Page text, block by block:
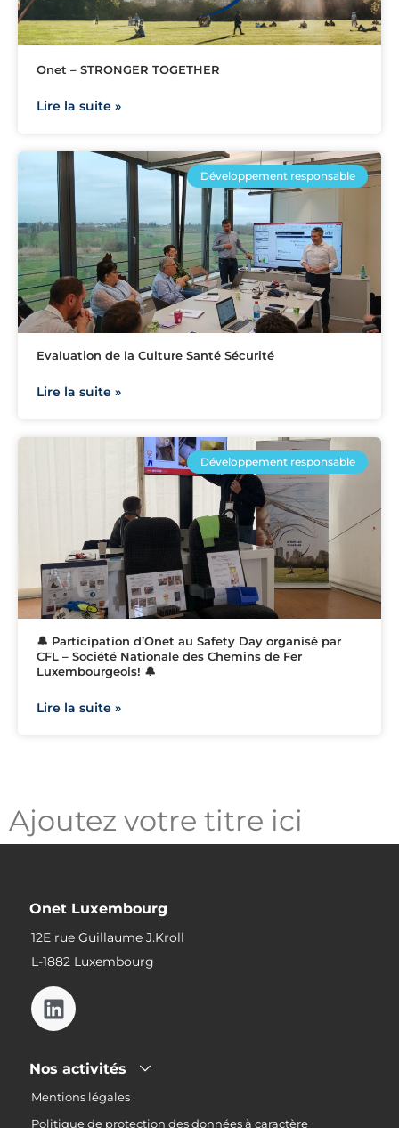
Onet – STRONGER TOGETHER
Lire la suite »
Développement responsable
Evaluation de la Culture Santé Sécurité
Lire la suite »
Développement responsable
🔔 Participation d’Onet au Safety Day organisé par
CFL – Société Nationale des Chemins de Fer
Luxembourgeois! 🔔
Lire la suite »
Ajoutez votre titre ici
Onet Luxembourg
12E rue Guillaume J.Kroll
L-1882 Luxembourg
Nos activités
Mentions légales
Politique de protection des données à caractère